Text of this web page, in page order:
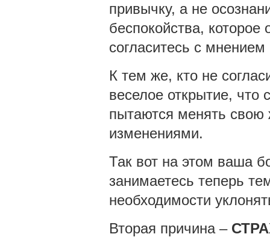
привычку, а не
беспокойства,
согласитесь с
К тем же, кто не
веселое открытие,
пытаются менять свою
изменениями.
Так вот на этом ваша
занимаетесь теперь
необходимости
Вторая причина –